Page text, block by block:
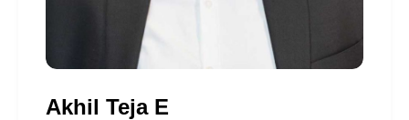
Akhil Teja E